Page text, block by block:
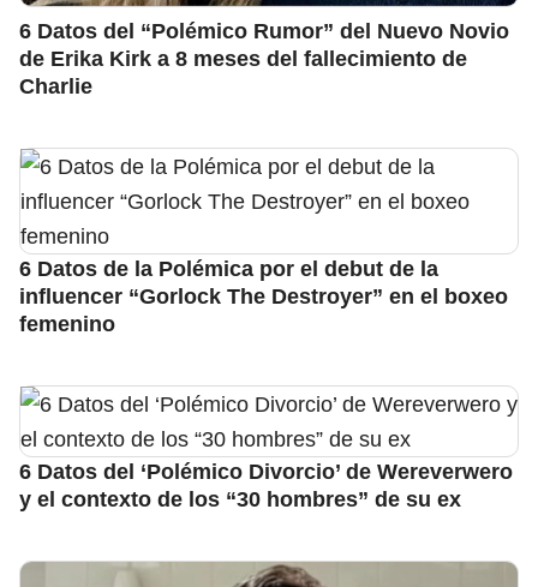
6 Datos del “Polémico Rumor” del Nuevo Novio
de Erika Kirk a 8 meses del fallecimiento de
Charlie
6 Datos de la Polémica por el debut de la
influencer “Gorlock The Destroyer” en el boxeo
femenino
6 Datos del ‘Polémico Divorcio’ de Wereverwero
y el contexto de los “30 hombres” de su ex